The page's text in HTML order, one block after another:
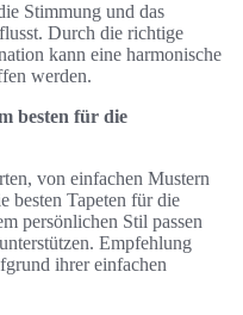
Stimmung und das
Durch die richtige
kann eine harmonische
werden.
besten für die
von einfachen Mustern
besten Tapeten für die
persönlichen Stil passen
Empfehlung
ihrer einfachen